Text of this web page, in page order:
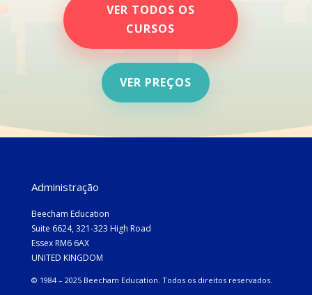
VER TODOS OS
CURSOS
VER PREÇOS
Administração
Beecham Education
Suite 6624, 321-323 High Road
Essex RM6 6AX
UNITED KINGDOM
© 1984 – 2025 Beecham Education. Todos os direitos reservados.